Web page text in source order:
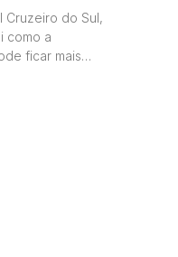
Cruzeiro do Sul,
como a
ficar mais